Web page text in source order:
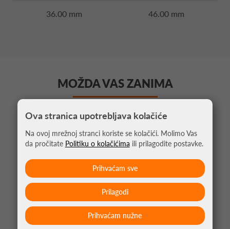
36.00 mm 46.00 mm
MOŽDA VAS ZANIMA
Ova stranica upotrebljava kolačiće
Na ovoj mrežnoj stranci koriste se kolačići. Molimo Vas
da pročitate Politiku o kolačićima ili prilagodite postavke.
Prihvaćam nužne
Prilagodi
Prihvaćam sve